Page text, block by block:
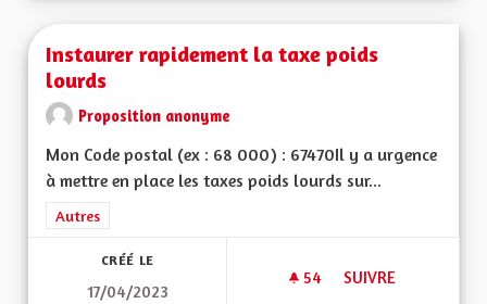
Instaurer rapidement la taxe poids
lourds
Proposition anonyme
Mon Code postal (ex : 68 000) : 67470Il y a urgence
à mettre en place les taxes poids lourds sur...
Filtrer les résultats de la catégorie : Autres
Autres
CRÉÉ LE
17/04/2023
54 54 ABONNÉS
SUIVRE